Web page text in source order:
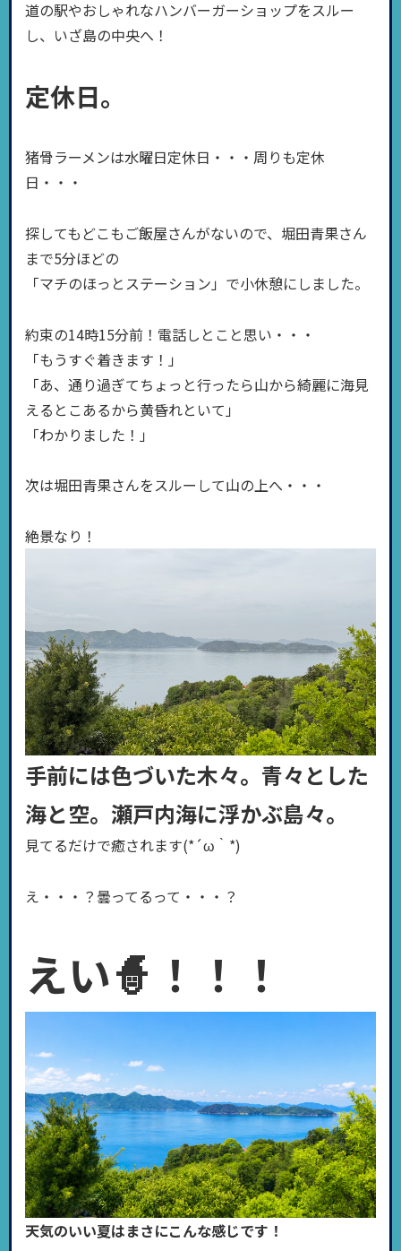
道の駅やおしゃれなハンバーガーショップをスルー
し、いざ島の中央へ！
定休日。
猪骨ラーメンは水曜日定休日・・・周りも定休
日・・・
探してもどこもご飯屋さんがないので、堀田青果さん
まで5分ほどの
「マチのほっとステーション」で小休憩にしました。
約束の14時15分前！電話しとこと思い・・・
「もうすぐ着きます！」
「あ、通り過ぎてちょっと行ったら山から綺麗に海見
えるとこあるから黄昏れといて」
「わかりました！」
次は堀田青果さんをスルーして山の上へ・・・
絶景なり！
手前には色づいた木々。青々とした
海と空。瀬戸内海に浮かぶ島々。
見てるだけで癒されます(*´ω｀*)
え・・・？曇ってるって・・・？
えい🧙！！！
天気のいい夏はまさにこんな感じです！